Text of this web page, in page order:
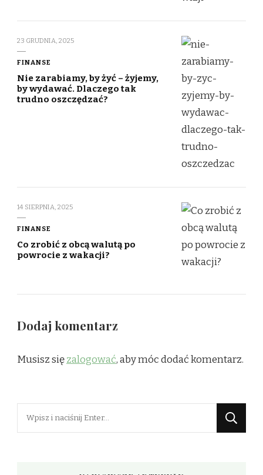
23 GRUDNIA, 2025
FINANSE
Nie zarabiamy, by żyć – żyjemy,
by wydawać. Dlaczego tak
trudno oszczędzać?
14 SIERPNIA, 2025
FINANSE
Co zrobić z obcą walutą po
powrocie z wakacji?
Dodaj komentarz
Musisz sięzalogować, aby móc dodać komentarz.